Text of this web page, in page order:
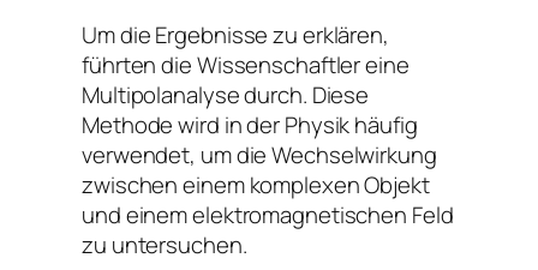
Um die Ergebnisse zu erklären,
führten die Wissenschaftler eine
Multipolanalyse durch. Diese
Methode wird in der Physik häufig
verwendet, um die Wechselwirkung
zwischen einem komplexen Objekt
und einem elektromagnetischen Feld
zu untersuchen.